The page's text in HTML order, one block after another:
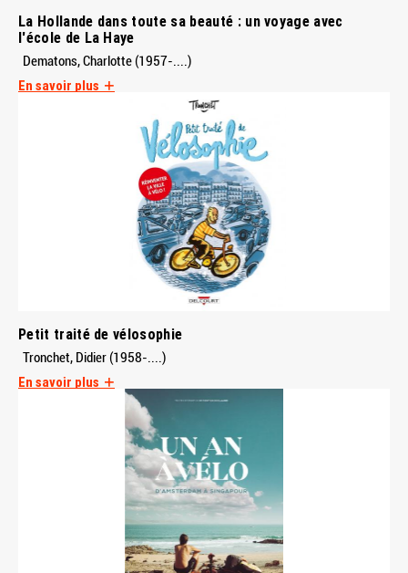
La Hollande dans toute sa beauté : un voyage avec
l'école de La Haye
Dematons, Charlotte (1957-....)
En savoir plus
Petit traité de vélosophie
Tronchet, Didier (1958-....)
En savoir plus